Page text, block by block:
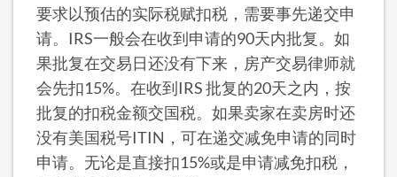
要求以预估的实际税赋扣税，需要事先递交申
请。IRS一般会在收到申请的90天内批复。如
果批复在交易日还没有下来，房产交易律师就
会先扣15%。在收到IRS 批复的20天之内，按
批复的扣税金额交国税。如果卖家在卖房时还
没有美国税号ITIN，可在递交减免申请的同时
申请。无论是直接扣15%或是申请减免扣税，